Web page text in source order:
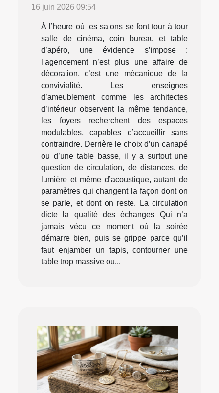
16 juin 2026 09:54
À l’heure où les salons se font tour à tour
salle de cinéma, coin bureau et table
d’apéro, une évidence s’impose :
l’agencement n’est plus une affaire de
décoration, c’est une mécanique de la
convivialité. Les enseignes
d’ameublement comme les architectes
d’intérieur observent la même tendance,
les foyers recherchent des espaces
modulables, capables d’accueillir sans
contraindre. Derrière le choix d’un canapé
ou d’une table basse, il y a surtout une
question de circulation, de distances, de
lumière et même d’acoustique, autant de
paramètres qui changent la façon dont on
se parle, et dont on reste. La circulation
dicte la qualité des échanges Qui n’a
jamais vécu ce moment où la soirée
démarre bien, puis se grippe parce qu’il
faut enjamber un tapis, contourner une
table trop massive ou...